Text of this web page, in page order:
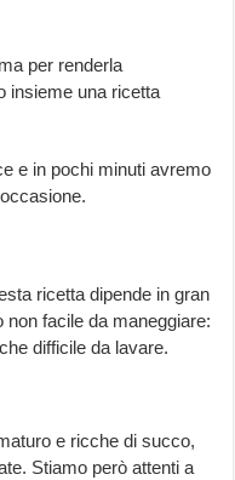
per renderla
insieme una ricetta
e in pochi minuti avremo
ricetta dipende in gran
non facile da maneggiare:
difficile da lavare.
e ricche di succo,
Stiamo però attenti a